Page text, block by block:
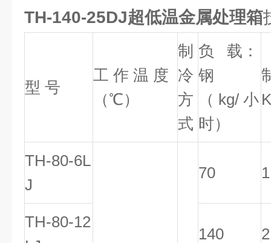
TH-140-25DJ超低温金属处理箱
型 号
工 作 温 度
（℃）
制
冷
方
式
负 载：
钢
（ kg/ 小
时）
TH-80-6L
J
70 1
TH-80-12
140 2